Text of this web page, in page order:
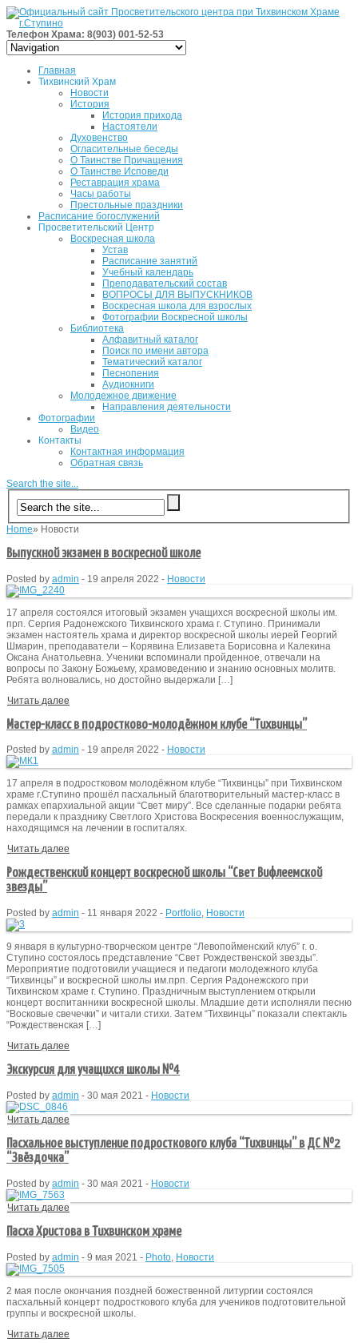
Телефон Храма: 8(903) 001-52-53
Главная
Тихвинский Храм
Новости
История
История прихода
Настоятели
Духовенство
Огласительные беседы
О Таинстве Причащения
О Таинстве Исповеди
Реставрация храма
Часы работы
Престольные праздники
Расписание богослужений
Просветительский Центр
Воскресная школа
Устав
Расписание занятий
Учебный календарь
Преподавательский состав
ВОПРОСЫ ДЛЯ ВЫПУСКНИКОВ
Воскресная школа для взрослых
Фотографии Воскресной школы
Библиотека
Алфавитный каталог
Поиск по имени автора
Тематический каталог
Песнопения
Аудиокниги
Молодежное движение
Направления деятельности
Фотографии
Видео
Контакты
Контактная информация
Обратная связь
Search the site...
Home» Новости
Выпускной экзамен в воскресной школе
Posted by admin - 19 апреля 2022 - Новости
17 апреля состоялся итоговый экзамен учащихся воскресной школы им.
прп. Сергия Радонежского Тихвинского храма г. Ступино. Принимали
экзамен настоятель храма и директор воскресной школы иерей Георгий
Шмарин, преподаватели – Корявина Елизавета Борисовна и Калекина
Оксана Анатольевна. Ученики вспоминали пройденное, отвечали на
вопросы по Закону Божьему, храмоведению и знанию основных молитв.
Ребята волновались, но достойно выдержали […]
Читать далее
Мастер-класс в подростково-молодёжном клубе “Тихвинцы”
Posted by admin - 19 апреля 2022 - Новости
17 апреля в подростковом молодёжном клубе “Тихвинцы” при Тихвинском
храме г.Ступино прошёл пасхальный благотворительный мастер-класс в
рамках епархиальной акции “Свет миру”. Все сделанные подарки ребята
передали к празднику Светлого Христова Воскресения военнослужащим,
находящимся на лечении в госпиталях.
Читать далее
Рождественский концерт воскресной школы “Свет Вифлеемской
звезды”
Posted by admin - 11 января 2022 - Portfolio, Новости
9 января в культурно-творческом центре “Левопойменский клуб” г. о.
Ступино состоялось представление “Свет Рождественской звезды”.
Мероприятие подготовили учащиеся и педагоги молодежного клуба
“Тихвинцы” и воскресной школы им.прп. Сергия Радонежского при
Тихвинском храме г. Ступино. Праздничным выступлением открыли
концерт воспитанники воскресной школы. Младшие дети исполняли песню
“Восковые свечечки” и читали стихи. Затем “Тихвинцы” показали спектакль
“Рождественская […]
Читать далее
Экскурсия для учащихся школы №4
Posted by admin - 30 мая 2021 - Новости
Читать далее
Пасхальное выступление подросткового клуба “Тихвинцы” в ДС №2
“Звёздочка”
Posted by admin - 30 мая 2021 - Новости
Читать далее
Пасха Христова в Тихвинском храме
Posted by admin - 9 мая 2021 - Photo, Новости
2 мая после окончания поздней божественной литургии состоялся
пасхальный концерт подросткового клуба для учеников подготовительной
группы и воскресной школы.
Читать далее